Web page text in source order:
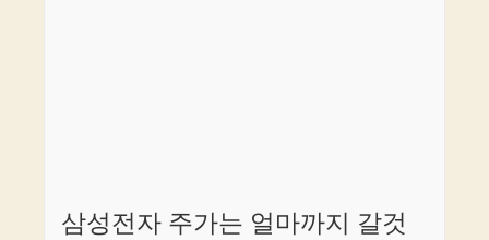
삼성전자 주가는 얼마까지 갈것